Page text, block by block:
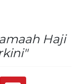
Haji